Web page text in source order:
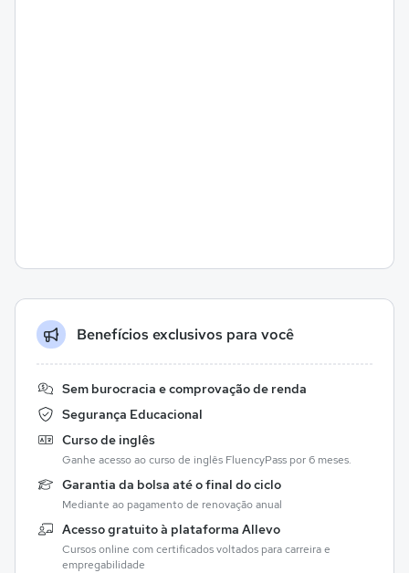
Benefícios exclusivos para você
Sem burocracia e comprovação de renda
Segurança Educacional
Curso de inglês
Ganhe acesso ao curso de inglês FluencyPass por 6 meses.
Garantia da bolsa até o final do ciclo
Mediante ao pagamento de renovação anual
Acesso gratuito à plataforma Allevo
Cursos online com certificados voltados para carreira e
empregabilidade